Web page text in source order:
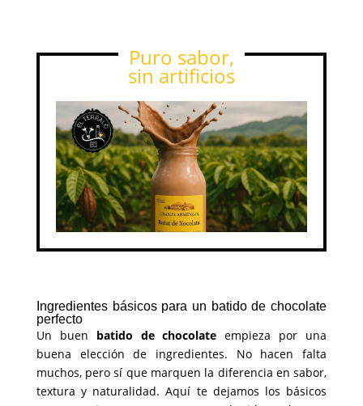
Puro sabor,
sin artificios
Ingredientes básicos para un batido de chocolate
perfecto
Un buen batido de chocolate empieza por una
buena elección de ingredientes. No hacen falta
muchos, pero sí que marquen la diferencia en sabor,
textura y naturalidad. Aquí te dejamos los básicos